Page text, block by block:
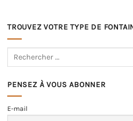
TROUVEZ VOTRE TYPE DE
PENSEZ À VOUS ABONNER
E-mail